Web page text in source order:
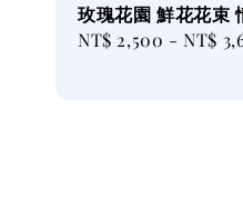
玫瑰花園 鮮花花束
Regular
NT$ 2,500 -NT$